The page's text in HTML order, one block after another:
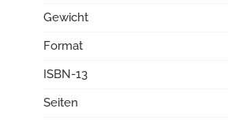
Gewicht
Format
ISBN-13
Seiten